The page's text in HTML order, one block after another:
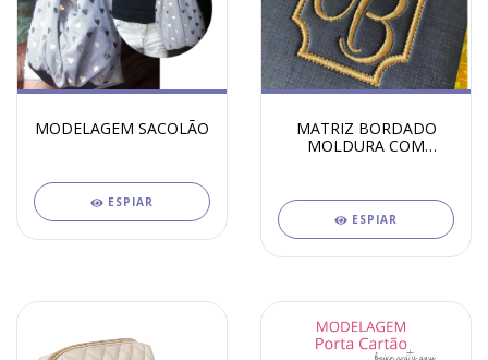
MODELAGEM SACOLÃO
ESPIAR
MATRIZ BORDADO
MOLDURA COM
ESPIAR